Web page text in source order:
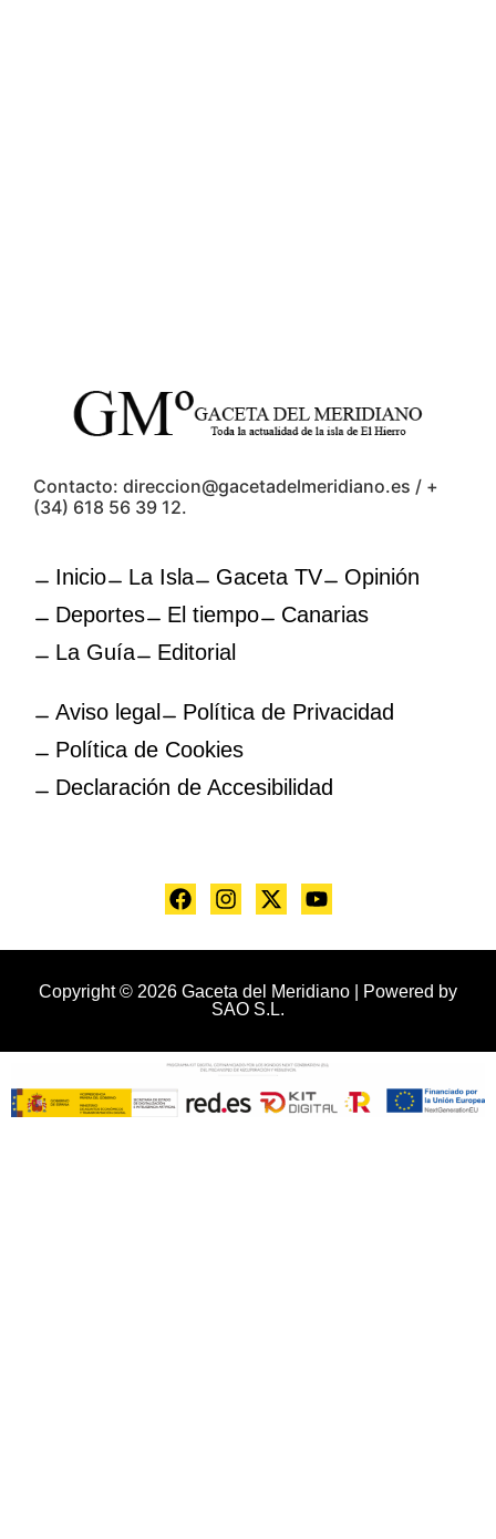
Contacto: direccion@gacetadelmeridiano.es / +
(34) 618 56 39 12.
Inicio La Isla Gaceta TV
Opinión
Deportes
El tiempo
Canarias
La Guía
Editorial
Aviso legal
Política de Privacidad
Política de Cookies
Declaración de Accesibilidad
Copyright © 2026 Gaceta del Meridiano | Powered by
SAO S.L.